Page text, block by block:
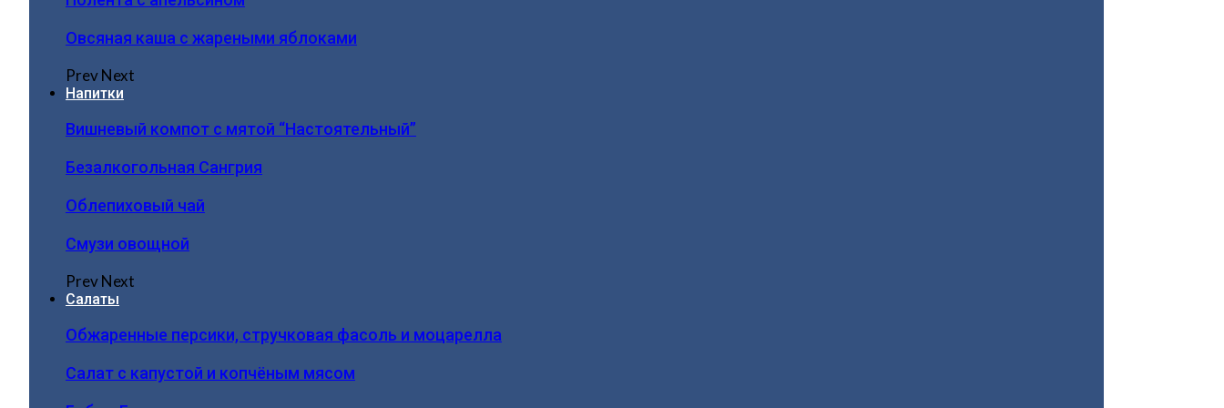
Овсяная каша с жареными яблоками
PrevNext
Напитки
Вишневый компот с мятой “Настоятельный”
Безалкогольная Сангрия
Облепиховый чай
Смузи овощной
PrevNext
Салаты
Обжаренные персики, стручковая фасоль и моцарелла
Салат с капустой и копчёным мясом